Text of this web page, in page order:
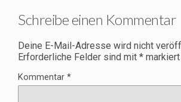
Schreibe einen Kommentar
Deine E-Mail-Adresse wird nicht
Erforderliche Felder sind mit * markiert
Kommentar *